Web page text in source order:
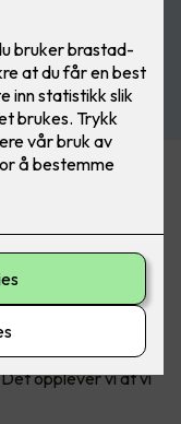
og det er
er, men det er
Det
For å lykkes er det
informasjonen de
opplever vi at vi